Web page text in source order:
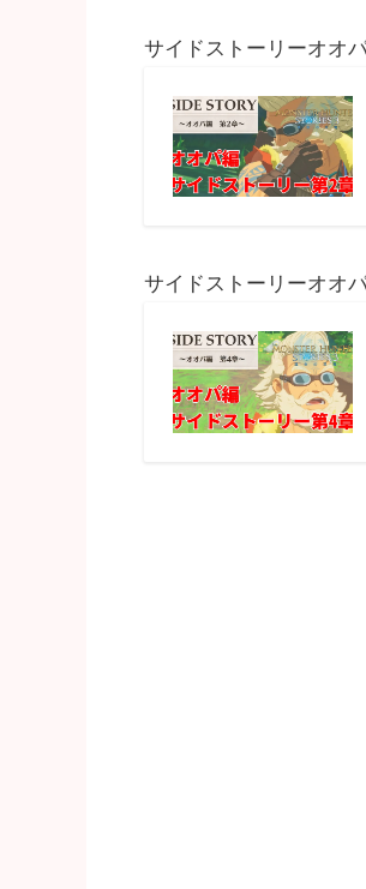
サイドストーリーオオ
サイドストーリーオオ